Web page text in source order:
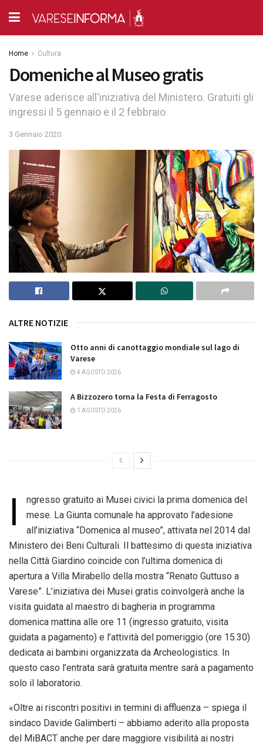
Home Cultura
Domeniche al Museo gratis
Varese aderisce all'iniziativa del Ministero. Gratuiti gli
ingressi il 5 gennaio e il 2 febbraio
3 Gennaio 2020
ALTRE NOTIZIE
Otto anni di canottaggio mondiale sul lago di
Varese
4 AGOSTO 2026
A Bizzozero torna la Festa di Ferragosto
1 AGOSTO 2026
I
ngresso gratuito ai Musei civici la prima domenica del
mese. La Giunta comunale ha approvato l’adesione
all’iniziativa “Domenica al museo”, attivata nel 2014 dal
Ministero dei Beni Culturali. Il battesimo di questa iniziativa
nella Città Giardino coincide con l’ultima domenica di
apertura a Villa Mirabello della mostra “Renato Guttuso a
Varese”. L’iniziativa dei Musei gratis coinvolgerà anche la
visita guidata al maestro di bagheria in programma
domenica mattina alle ore 11 (ingresso gratuito, visita
guidata a pagamento) e l’attività del pomeriggio (ore 15.30)
dedicata ai bambini organizzata da Archeologistics. In
questo caso l’entrata sarà gratuita mentre sarà a pagamento
solo il laboratorio.
«Oltre ai riscontri positivi in termini di affluenza – spiega il
sindaco Davide Galimberti – abbiamo aderito alla proposta
del MiBACT anche per dare maggiore visibilità ai nostri